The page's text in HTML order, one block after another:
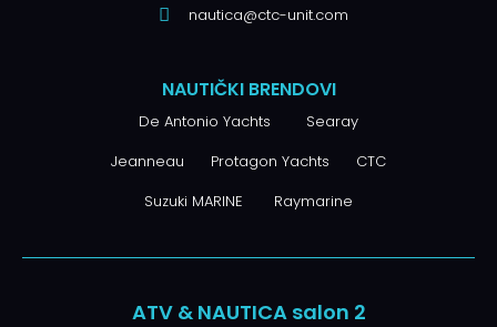
nautica@ctc-unit.com
NAUTIČKI BRENDOVI
De Antonio Yachts
Searay
Jeanneau Protagon Yachts
CTC
Suzuki MARINE Raymarine
ATV & NAUTICA salon 2